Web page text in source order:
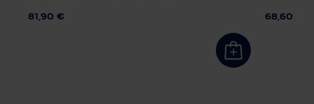
81,90 € 68,60 €